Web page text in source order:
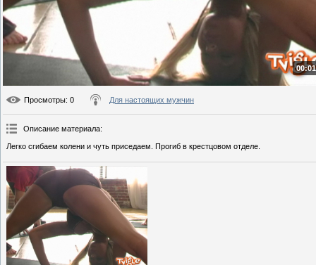
Просмотры: 0 Для настоящих мужчин
Описание материала:
Легко сгибаем колени и чуть приседаем. Прогиб в крестцовом отделе.